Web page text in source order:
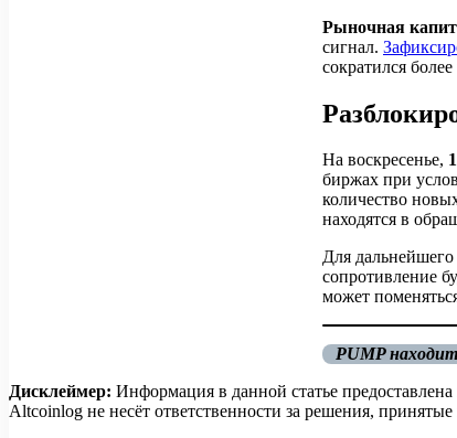
Рыночная
сигнал.
сократился
На воскресенье,
биржах при
количество
находятся в
Для дальнейшего
сопротивление
может
PUMP
Дисклеймер: Информация в данной статье
Altcoinlog не несёт ответственности за решения,